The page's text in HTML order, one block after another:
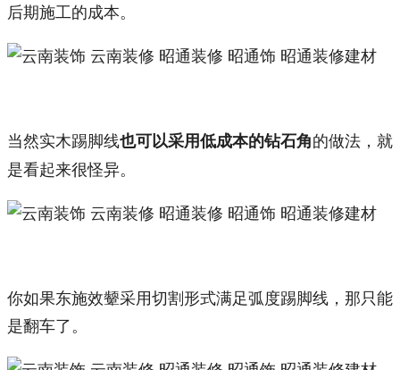
后期施工的成本。
当然实木踢脚线也可以采用低成本的钻石角的做法，就
是看起来很怪异。
你如果东施效颦采用切割形式满足弧度踢脚线，那只能
是翻车了。